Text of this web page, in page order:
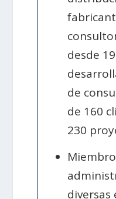
desde
de
de 160
230
diversas